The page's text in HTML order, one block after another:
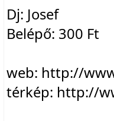
Dj: Josef
Belépő: 300 Ft
web: http://
térkép: http://